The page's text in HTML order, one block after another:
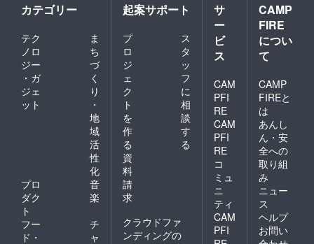
カテゴリー
テク
ノロ
ジー
・ガ
ジェ
ット
ま
ち
づ
く
り
・
地
域
活
性
化
プロ
ダク
ト
音
楽
フー
ド・
チ
ャ
起案サポート
プ
ロ
ジ
ェ
ク
ト
を
作
る
ス
タ
ッ
フ
に
相
談
す
る
資
料
請
求
クラウドファ
ンディングの
サ
ー
ビ
ス
CAM
PFI
RE
CAM
PFI
RE
コ
ミュ
ニ
ティ
CAM
PFI
CAMP
FIRE
につい
て
CAMP
FIREと
は
あんし
ん・安
全への
取り組
み
ニュー
ス
ヘルプ
お問い